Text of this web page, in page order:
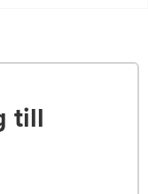
till